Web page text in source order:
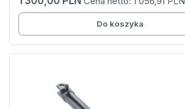
Do koszyka